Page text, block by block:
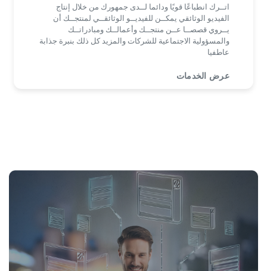
اتــرك انطباعًا قويًا ودائما لــدى جمهورك من خلال إنتاج
الفيديو الوثائقي يمكــن للفيديــو الوثائقــي لمنتجــك أن
يــروي قصصــا عــن منتجــك وأعمالــك ومبادراتــك
والمسؤولية الاجتماعية للشركات والمزيد كل ذلك بنبرة جذابة
عاطفيا
عرض الخدمات